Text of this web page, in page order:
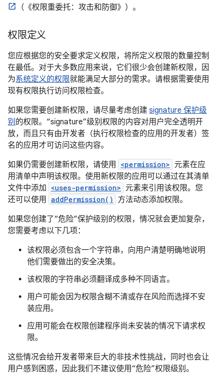
（《权限重委托：攻击和防御》）。
权限定义
您应根据您的安全要求定义权限，将所定义权限的数量控制
在最低。对于大多数应用来说，它们很少会创建新权限，因
为系统定义的权限就能满足大部分的需求。请根据需要使用
现有权限执行访问权限检查。
如果您需要创建新权限，请尽量考虑创建 signature 保护级
别的权限。“signature”级别权限的内容对用户完全透明开
放，而且只有由开发者（执行权限检查的应用的开发者）签
名的应用才可访问这些内容。
如果仍需要创建新权限，请使用
<permission> 元素在应
用清单中声明该权限。使用新权限的应用可以通过在其清单
文件中添加
<uses-permission> 元素来引用该权限。您
还可以使用
addPermission()
方法动态添加权限。
如果您创建了“危险”保护级别的权限，情况就会更加复杂，
您需要考虑以下几项：
该权限必须包含一个字符串，向用户清楚明确地说明
他们需要做出的安全决策。
该权限的字符串必须翻译成多种不同语言。
用户可能会因为权限含糊不清或存在风险而选择不安
装应用。
应用可能会在权限创建程序尚未安装的情况下请求权
限。
这些情况会给开发者带来巨大的非技术性挑战，同时也会让
用户感到困惑，因此我们不建议使用“危险”权限级别。